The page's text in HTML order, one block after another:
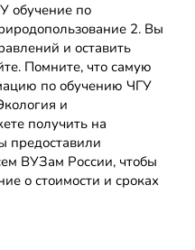
обучение по
2. Вы
и оставить
Помните, что самую
по обучению ЧГУ
и
получить на
предоставили
ВУЗам России, чтобы
о стоимости и сроках